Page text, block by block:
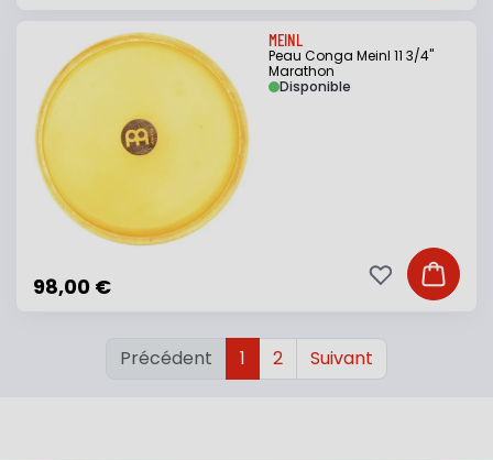
MEINL
Peau Conga Meinl 11 3/4"
Marathon
98,00 €
Disponible
Ajouter
Ajouter à ma
Précédent 1 2 Suivant